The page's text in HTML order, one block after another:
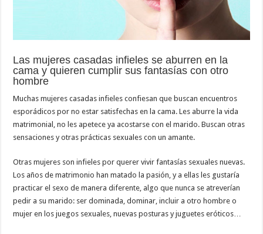
Las mujeres casadas infieles se aburren en la
cama y quieren cumplir sus fantasías con otro
hombre
Muchas mujeres casadas infieles confiesan que buscan encuentros
esporádicos por no estar satisfechas en la cama. Les aburre la vida
matrimonial, no les apetece ya acostarse con el marido. Buscan otras
sensaciones y otras prácticas sexuales con un amante.
Otras mujeres son infieles por querer vivir fantasías sexuales nuevas.
Los años de matrimonio han matado la pasión, y a ellas les gustaría
practicar el sexo de manera diferente, algo que nunca se atreverían
pedir a su marido: ser dominada, dominar, incluir a otro hombre o
mujer en los juegos sexuales, nuevas posturas y juguetes eróticos…